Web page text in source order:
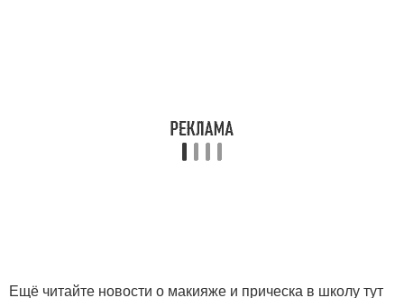
Ещё читайте новости о макияже и прическа в школу тут